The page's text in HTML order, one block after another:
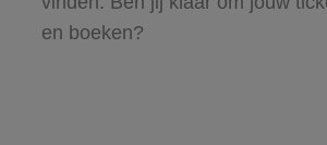
en boeken?